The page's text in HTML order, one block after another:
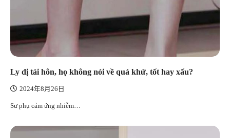
Ly dị tái hôn, họ không nói về quá khứ, tốt hay xấu?
2024年8月26日
Sư phụ cảm ứng nhiễm…